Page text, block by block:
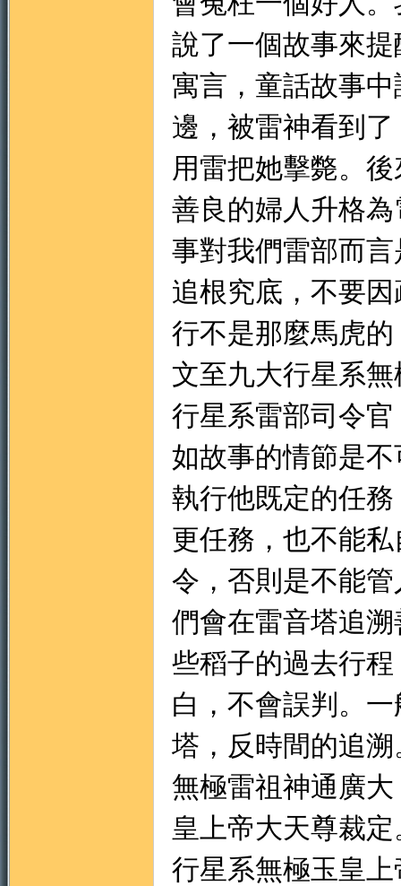
說了一個故事來
寓言，童話故事
邊，被雷神看到
用雷把她擊斃。
善良的婦人升格
事對我們雷部而
追根究底，不要
行不是那麼馬虎
文至九大行星系
行星系雷部司令
如故事的情節是
執行他既定的任
更任務，也不能
令，否則是不能
們會在雷音塔追
些稻子的過去行
白，不會誤判。
塔，反時間的追
無極雷祖神通廣
皇上帝大天尊裁
行星系無極玉皇